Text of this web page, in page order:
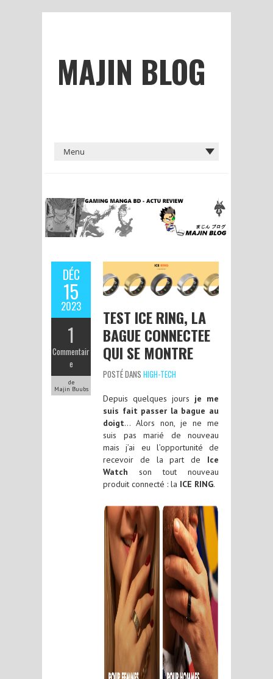
MAJIN BLOG
DÉC
15
2023
1
Commentair
e
de
Majin Buubs
TEST ICE RING, LA
BAGUE CONNECTEE
QUI SE MONTRE
POSTÉ DANS HIGH-TECH
Depuis quelques jours je me
suis fait passer la bague au
doigt… Alors non, je ne me
suis pas marié de nouveau
mais j’ai eu l’opportunité de
recevoir de la part de Ice
Watch son tout nouveau
produit connecté : la ICE RING.